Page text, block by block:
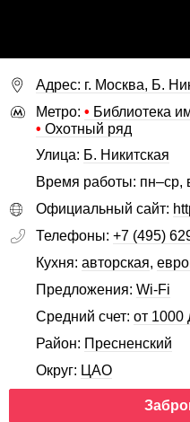
Адрес: г. Москва, Б.
Метро: • Библиотека
• Охотный ряд
Улица: Б. Никитская
Время работы: пн–ср,
Официальный сайт:
Телефоны: +7 (495)
Кухня: авторская,
Предложения: Wi-Fi
Средний счет: от 1000
Район: Пресненский
Округ: ЦАО